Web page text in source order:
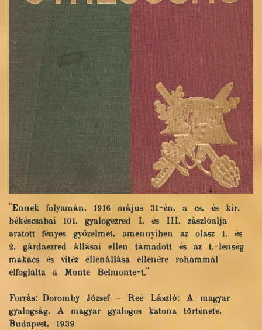
"Ennek folyamán, 1916 május 31-én, a cs. és kir.
békéscsabai 101. gyalogezred I. és III. zászlóalja
aratott fényes győzelmet, amennyiben az olasz 1. és
2. gárdaezred állásai ellen támadott és az t.-lenség
makacs és vitéz ellenállása ellenére rohammal
elfoglalta a Monte Belmonte-t."
Forrás: Doromby József – Reé László: A magyar
gyalogság. A magyar gyalogos katona története,
Budapest, 1939